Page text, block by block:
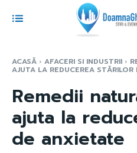
ACASĂ AFACERI SI INDUSTRII
AJUTA LA REDUCEREA STĂRILOR
Remedii
ajuta la
de anxietate